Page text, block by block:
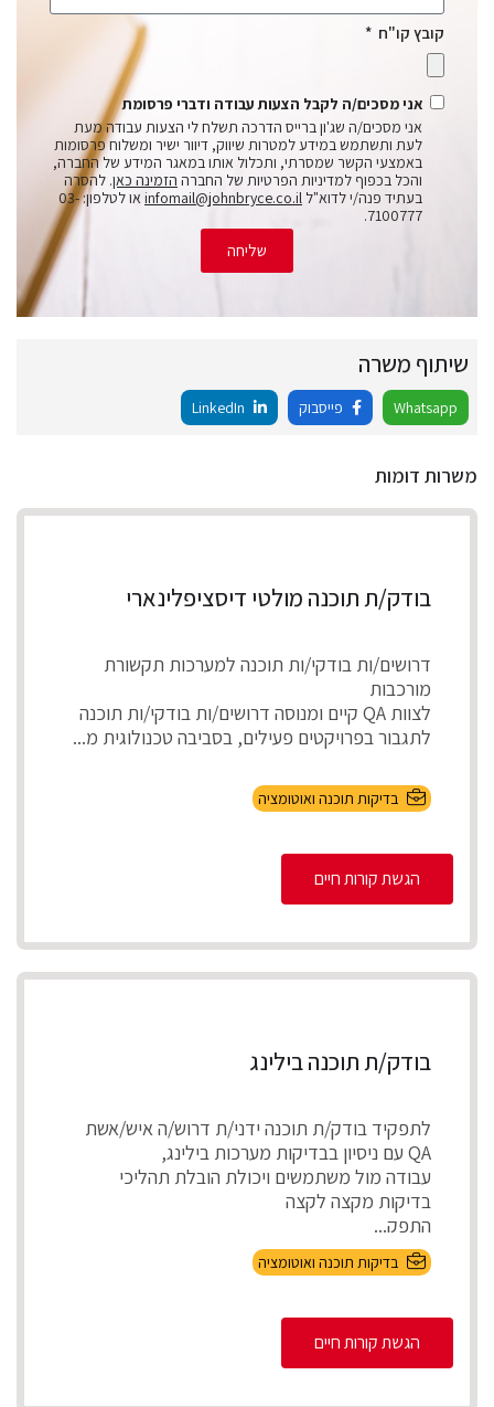
קובץ קו"ח
אני מסכים/ה לקבל הצעות עבודה ודברי פרסומת
אני מסכים/ה שג'ון ברייס הדרכה תשלח לי הצעות עבודה מעת
לעת ותשתמש במידע למטרות שיווק, דיוור ישיר ומשלוח פרסומות
באמצעי הקשר שמסרתי, ותכלול אותו במאגר המידע של החברה,
והכל בכפוף למדיניות הפרטיות של החברה הזמינה כאן. להסרה
בעתיד פנה/י לדוא"ל infomail@johnbryce.co.il
או לטלפון: 03-
7100777.
שליחה
שיתוף משרה
Whatsapp פייסבוק
משרות דומות
בודק/ת תוכנה מולטי דיסציפלינארי
דרושים/ות בודקי/ות תוכנה למערכות תקשורת
מורכבות
לצוות QA קיים ומנוסה דרושים/ות בודקי/ות תוכנה
לתגבור בפרויקטים פעילים, בסביבה טכנולוגית מ...
בדיקות תוכנה ואוטומציה
הגשת קורות חיים
בודק/ת תוכנה בילינג
לתפקיד בודק/ת תוכנה ידני/ת דרוש/ה איש/אשת
QA עם ניסיון בבדיקות מערכות בילינג,
עבודה מול משתמשים ויכולת הובלת תהליכי
בדיקות מקצה לקצה
התפק...
בדיקות תוכנה ואוטומציה
הגשת קורות חיים